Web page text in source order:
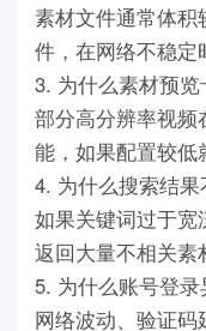
素材文件通常体积
件，在网络不稳定
3. 为什么素材预览
部分高分辨率视频
能，如果配置较低
4. 为什么搜索结果
如果关键词过于
返回大量不相关素
5. 为什么账号登录
网络波动、验证